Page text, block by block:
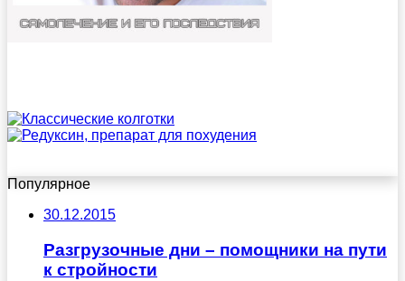
Популярное
30.12.2015
Разгрузочные дни – помощники на пути
к стройности